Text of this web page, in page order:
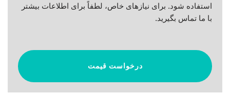
استفاده شود. برای نیازهای خاص، لطفاً برای اطلاعات بیشتر
با ما تماس بگیرید.
درخواست قیمت